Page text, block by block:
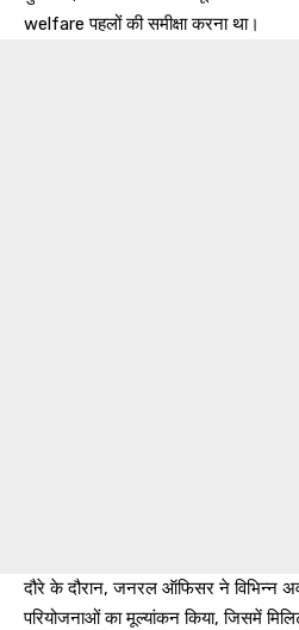
welfare पहलों की समीक्षा करना था।
दौरे के दौरान, जनरल ऑफिसर ने विभिन्न
परियोजनाओं का मूल्यांकन किया, जिसमें